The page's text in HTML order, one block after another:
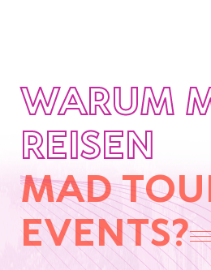
WARUM
REISEN
MAD
EVENTS?